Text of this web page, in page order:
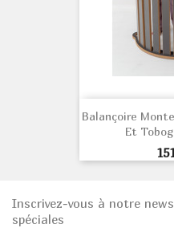
Balançoire
Et
Inscrivez-vous à notre
spéciales